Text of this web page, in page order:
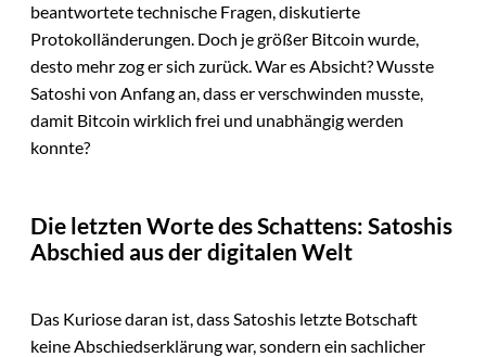
beantwortete technische Fragen, diskutierte
Protokolländerungen. Doch je größer Bitcoin wurde,
desto mehr zog er sich zurück. War es Absicht? Wusste
Satoshi von Anfang an, dass er verschwinden musste,
damit Bitcoin wirklich frei und unabhängig werden
konnte?
Die letzten Worte des Schattens: Satoshis
Abschied aus der digitalen Welt
Das Kuriose daran ist, dass Satoshis letzte Botschaft
keine Abschiedserklärung war, sondern ein sachlicher